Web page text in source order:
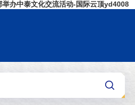
办中泰文化交流活动-国际云顶yd4008